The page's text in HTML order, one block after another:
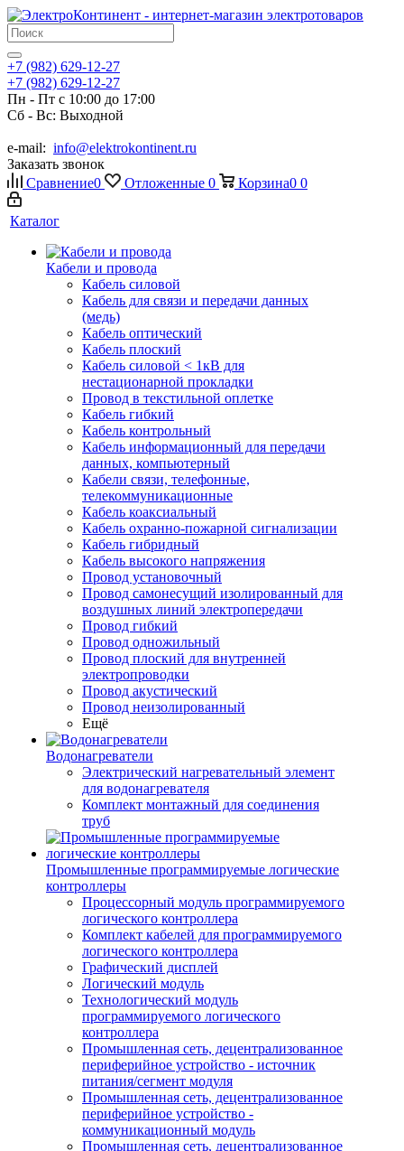
+7 (982) 629-12-27
+7 (982) 629-12-27
Пн - Пт с 10:00 до 17:00
Сб - Вс: Выходной
e-mail: info@elektrokontinent.ru
Заказать звонок
Сравнение0 Отложенные 0 Корзина0 0
Каталог
Кабели и провода
Кабель силовой
Кабель для связи и передачи данных
(медь)
Кабель оптический
Кабель плоский
Кабель силовой < 1кВ для
нестационарной прокладки
Провод в текстильной оплетке
Кабель гибкий
Кабель контрольный
Кабель информационный для передачи
данных, компьютерный
Кабели связи, телефонные,
телекоммуникационные
Кабель коаксиальный
Кабель охранно-пожарной сигнализации
Кабель гибридный
Кабель высокого напряжения
Провод установочный
Провод самонесущий изолированный для
воздушных линий электропередачи
Провод гибкий
Провод одножильный
Провод плоский для внутренней
электропроводки
Провод акустический
Провод неизолированный
Ещё
Водонагреватели
Электрический нагревательный элемент
для водонагревателя
Комплект монтажный для соединения
труб
Промышленные программируемые логические
контроллеры
Процессорный модуль программируемого
логического контроллера
Комплект кабелей для программируемого
логического контроллера
Графический дисплей
Логический модуль
Технологический модуль
программируемого логического
контроллера
Промышленная сеть, децентрализованное
периферийное устройство - источник
питания/сегмент модуля
Промышленная сеть, децентрализованное
периферийное устройство -
коммуникационный модуль
Промышленная сеть, децентрализованное